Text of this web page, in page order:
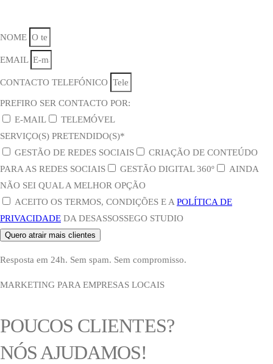
NOME
EMAIL
CONTACTO TELEFÓNICO
PREFIRO SER CONTACTO POR:
E-MAIL
TELEMÓVEL
SERVIÇO(S) PRETENDIDO(S)*
GESTÃO DE REDES SOCIAIS
CRIAÇÃO DE CONTEÚDO
PARA AS REDES SOCIAIS
GESTÃO DIGITAL 360º
AINDA
NÃO SEI QUAL A MELHOR OPÇÃO
ACEITO OS TERMOS, CONDIÇÕES E A POLÍTICA DE
PRIVACIDADE DA DESASSOSSEGO STUDIO
Quero atrair mais clientes
Resposta em 24h. Sem spam. Sem compromisso.
MARKETING PARA EMPRESAS LOCAIS
POUCOS CLIENTES?
NÓS AJUDAMOS!